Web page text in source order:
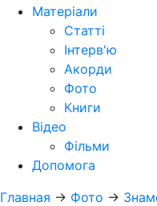
Матеріали
Статті
Інтерв'ю
Акорди
Фото
Книги
Відео
Фільми
Допомога
Главная → Фото →